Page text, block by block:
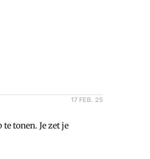
17 FEB. 25
tonen. Je zet je